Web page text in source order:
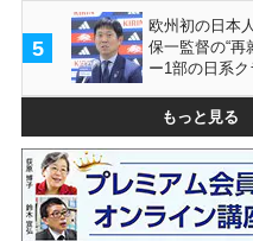
5
欧州初の日本
保一監督の“再
ー1部の日系
もっと見る